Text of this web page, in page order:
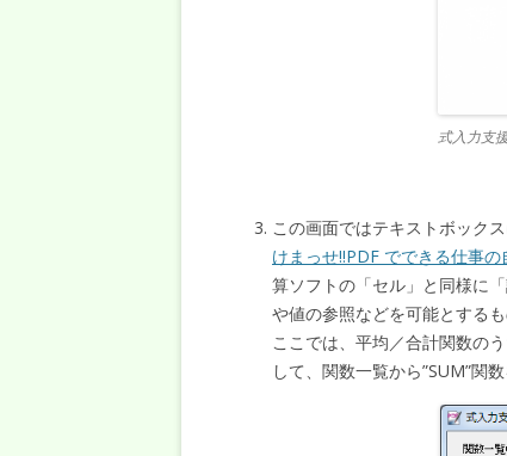
式入力支
この画面ではテキストボック
けまっせ!!PDF でできる仕事の
算ソフトの「セル」と同様に
や値の参照などを可能とするも
ここでは、平均／合計関数の
して、関数一覧から”SUM”関数